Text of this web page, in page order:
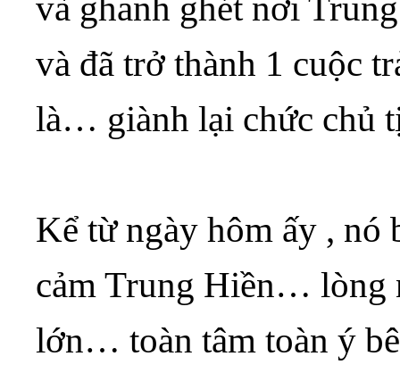
và đã trở thành 1 cuộc
là… giành lại chức chủ
Kể từ ngày hôm ấy ,
cảm Trung Hiền… lòng
lớn… toàn tâm toàn ý